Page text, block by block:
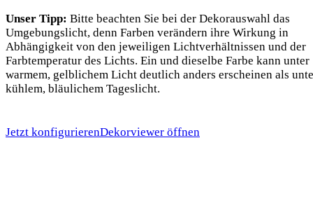
Unser Tipp: Bitte beachten Sie bei der Dekorauswahl das
Umgebungslicht, denn Farben verändern ihre Wirkung in
Abhängigkeit von den jeweiligen Lichtverhältnissen und der
Farbtemperatur des Lichts. Ein und dieselbe Farbe kann unter
warmem, gelblichem Licht deutlich anders erscheinen als
kühlem, bläulichem Tageslicht.
Jetzt konfigurierenDekorviewer öffnen